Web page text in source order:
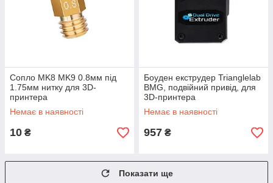
Сопло MK8 MK9 0.8мм під
1.75мм нитку для 3D-
принтера
Немає в наявності
10 ₴
Боуден екструдер Trianglelab
BMG, подвійний привід, для
3D-принтера
Немає в наявності
957 ₴
Показати ще